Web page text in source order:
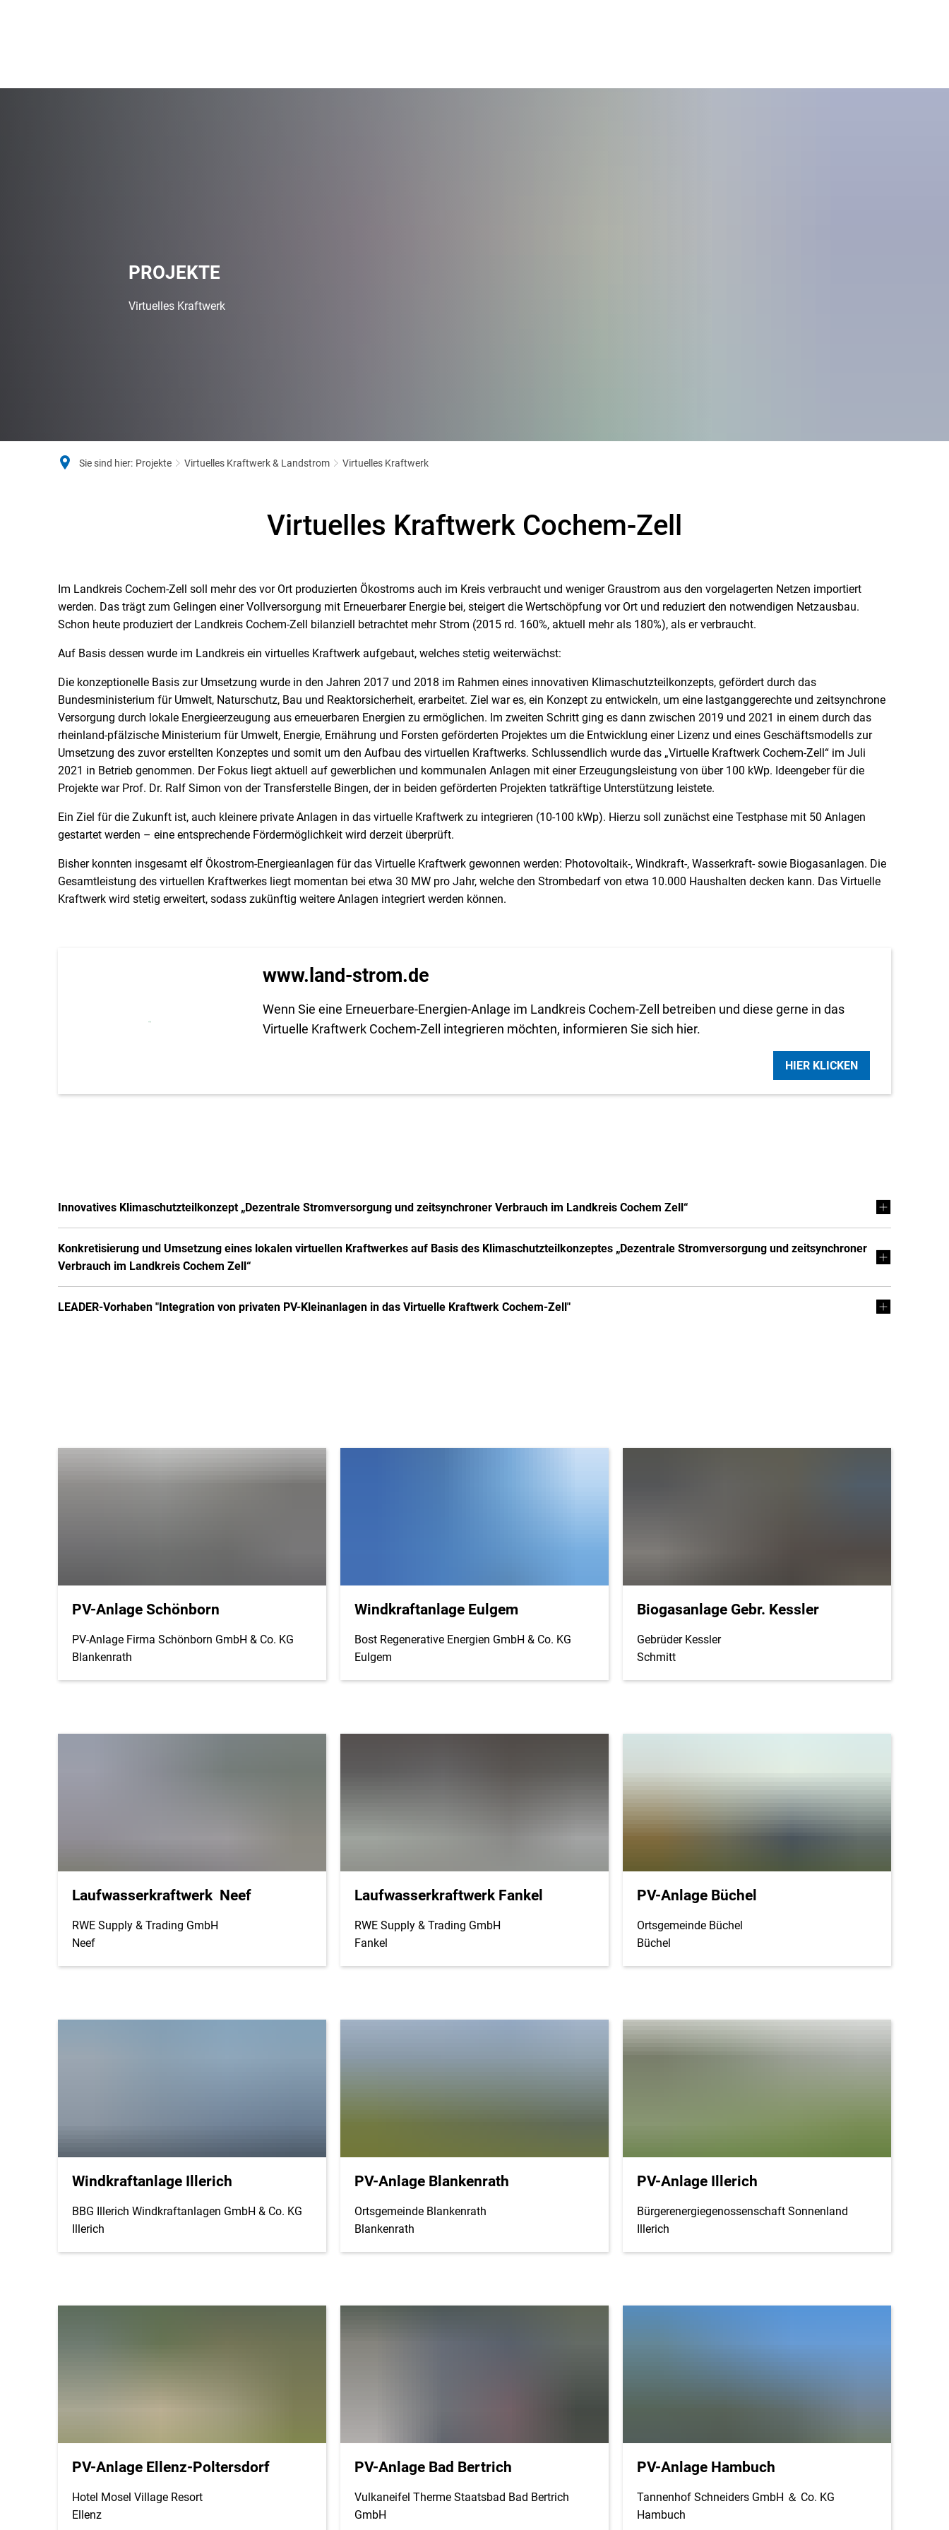
PROJEKTE
Virtuelles Kraftwerk
Sie sind hier: Projekte Virtuelles Kraftwerk & Landstrom Virtuelles Kraftwerk
Virtuelles Kraftwerk Cochem-Zell
Im Landkreis Cochem-Zell soll mehr des vor Ort produzierten Ökostroms auch im Kreis verbraucht und weniger Graustrom aus den vorgelagerten Netzen importiert
werden. Das trägt zum Gelingen einer Vollversorgung mit Erneuerbarer Energie bei, steigert die Wertschöpfung vor Ort und reduziert den notwendigen Netzausbau.
Schon heute produziert der Landkreis Cochem-Zell bilanziell betrachtet mehr Strom (2015 rd. 160%, aktuell mehr als 180%), als er verbraucht.
Auf Basis dessen wurde im Landkreis ein virtuelles Kraftwerk aufgebaut, welches stetig weiterwächst:
Die konzeptionelle Basis zur Umsetzung wurde in den Jahren 2017 und 2018 im Rahmen eines innovativen Klimaschutzteilkonzepts, gefördert durch das
Bundesministerium für Umwelt, Naturschutz, Bau und Reaktorsicherheit, erarbeitet. Ziel war es, ein Konzept zu entwickeln, um eine lastganggerechte und zeitsynchrone
Versorgung durch lokale Energieerzeugung aus erneuerbaren Energien zu ermöglichen. Im zweiten Schritt ging es dann zwischen 2019 und 2021 in einem durch das
rheinland-pfälzische Ministerium für Umwelt, Energie, Ernährung und Forsten geförderten Projektes um die Entwicklung einer Lizenz und eines Geschäftsmodells zur
Umsetzung des zuvor erstellten Konzeptes und somit um den Aufbau des virtuellen Kraftwerks. Schlussendlich wurde das „Virtuelle Kraftwerk Cochem-Zell“ im Juli
2021 in Betrieb genommen. Der Fokus liegt aktuell auf gewerblichen und kommunalen Anlagen mit einer Erzeugungsleistung von über 100 kWp. Ideengeber für die
Projekte war Prof. Dr. Ralf Simon von der Transferstelle Bingen, der in beiden geförderten Projekten tatkräftige Unterstützung leistete.
Ein Ziel für die Zukunft ist, auch kleinere private Anlagen in das virtuelle Kraftwerk zu integrieren (10-100 kWp). Hierzu soll zunächst eine Testphase mit 50 Anlagen
gestartet werden – eine entsprechende Fördermöglichkeit wird derzeit überprüft.
Bisher konnten insgesamt elf Ökostrom-Energieanlagen für das Virtuelle Kraftwerk gewonnen werden: Photovoltaik-, Windkraft-, Wasserkraft- sowie Biogasanlagen. Die
Gesamtleistung des virtuellen Kraftwerkes liegt momentan bei etwa 30 MW pro Jahr, welche den Strombedarf von etwa 10.000 Haushalten decken kann. Das Virtuelle
Kraftwerk wird stetig erweitert, sodass zukünftig weitere Anlagen integriert werden können.
www.land-strom.de
Wenn Sie eine Erneuerbare-Energien-Anlage im Landkreis Cochem-Zell betreiben und diese gerne in das
Virtuelle Kraftwerk Cochem-Zell integrieren möchten, informieren Sie sich hier.
HIER KLICKEN
Innovatives Klimaschutzteilkonzept „Dezentrale Stromversorgung und zeitsynchroner Verbrauch im Landkreis Cochem Zell“
Konkretisierung und Umsetzung eines lokalen virtuellen Kraftwerkes auf Basis des Klimaschutzteilkonzeptes „Dezentrale Stromversorgung und zeitsynchroner
Verbrauch im Landkreis Cochem Zell“
LEADER-Vorhaben "Integration von privaten PV-Kleinanlagen in das Virtuelle Kraftwerk Cochem-Zell"
PV-Anlage Schönborn
PV-Anlage Firma Schönborn GmbH & Co. KG
Blankenrath
Laufwasserkraftwerk Neef
RWE Supply & Trading GmbH
Neef
Windkraftanlage Illerich
BBG Illerich Windkraftanlagen GmbH & Co. KG
Illerich
PV-Anlage Ellenz-Poltersdorf
Hotel Mosel Village Resort
Ellenz
Windkraftanlage Eulgem
Bost Regenerative Energien GmbH & Co. KG
Eulgem
Laufwasserkraftwerk Fankel
RWE Supply & Trading GmbH
Fankel
PV-Anlage Blankenrath
Ortsgemeinde Blankenrath
Blankenrath
PV-Anlage Bad Bertrich
Vulkaneifel Therme Staatsbad Bad Bertrich
GmbH
Biogasanlage Gebr. Kessler
Gebrüder Kessler
Schmitt
PV-Anlage Büchel
Ortsgemeinde Büchel
Büchel
PV-Anlage Illerich
Bürgerenergiegenossenschaft Sonnenland
Illerich
PV-Anlage Hambuch
Tannenhof Schneiders GmbH ＆ Co. KG
Hambuch